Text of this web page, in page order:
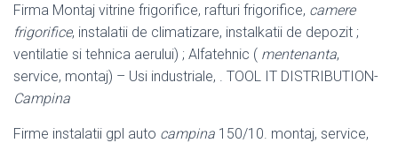
Firma Montaj vitrine frigorifice, rafturi frigorifice, camere
frigorifice, instalatii de climatizare, instalkatii de depozit ;
ventilatie si tehnica aerului) ; Alfatehnic ( mentenanta,
service, montaj) – Usi industriale, . TOOL IT DISTRIBUTION-
Campina
Firme instalatii gpl auto campina 150/10. montaj, service,